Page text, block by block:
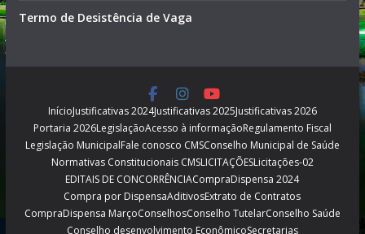
Termo de Desistência de Vaga
InícioJustificativas 2024Justificativas 2025Justificativas 2026
Portaria 2026LegislaçãoAcesso à informaçãoRegulamento Fiscal
Legislação MunicipalFale conosco CMSConselho Municipal de Saúde
Normativas Constitucionais CMSLICITAÇÕESLicitações-02
EDITAIS DE CONCORRÊNCIACompraDispensa 2024
Compra por DispensaAditivosExtrato de Contratos
CompraDispensa MarçoConselhosConselho TutelarConselho Saúde
Conselho desenvolvimento EconômicoSecretarias